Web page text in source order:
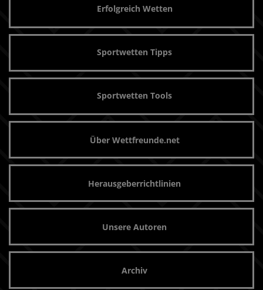
Erfolgreich Wetten
Sportwetten Tipps
Sportwetten Tools
Über Wettfreunde.net
Herausgeberrichtlinien
Unsere Autoren
Archiv